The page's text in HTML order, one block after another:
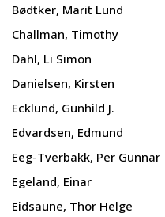
Bødtker, Marit Lund
Challman, Timothy
Dahl, Li Simon
Danielsen, Kirsten
Ecklund, Gunhild J.
Edvardsen, Edmund
Eeg-Tverbakk, Per Gunnar
Egeland, Einar
Eidsaune, Thor Helge